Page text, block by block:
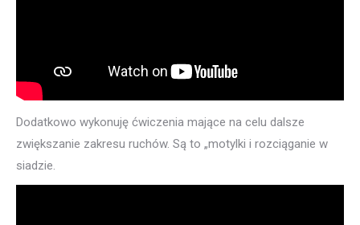
Dodatkowo wykonuję ćwiczenia mające na celu dalsze
zwiększanie zakresu ruchów. Są to „motylki i rozciąganie w
siadzie.